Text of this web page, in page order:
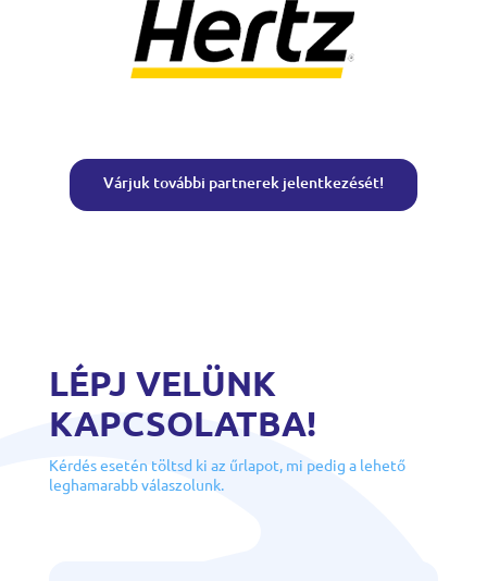
Várjuk további partnerek jelentkezését!
LÉPJ VELÜNK
KAPCSOLATBA!
Kérdés esetén töltsd ki az űrlapot, mi pedig a lehető
leghamarabb válaszolunk.